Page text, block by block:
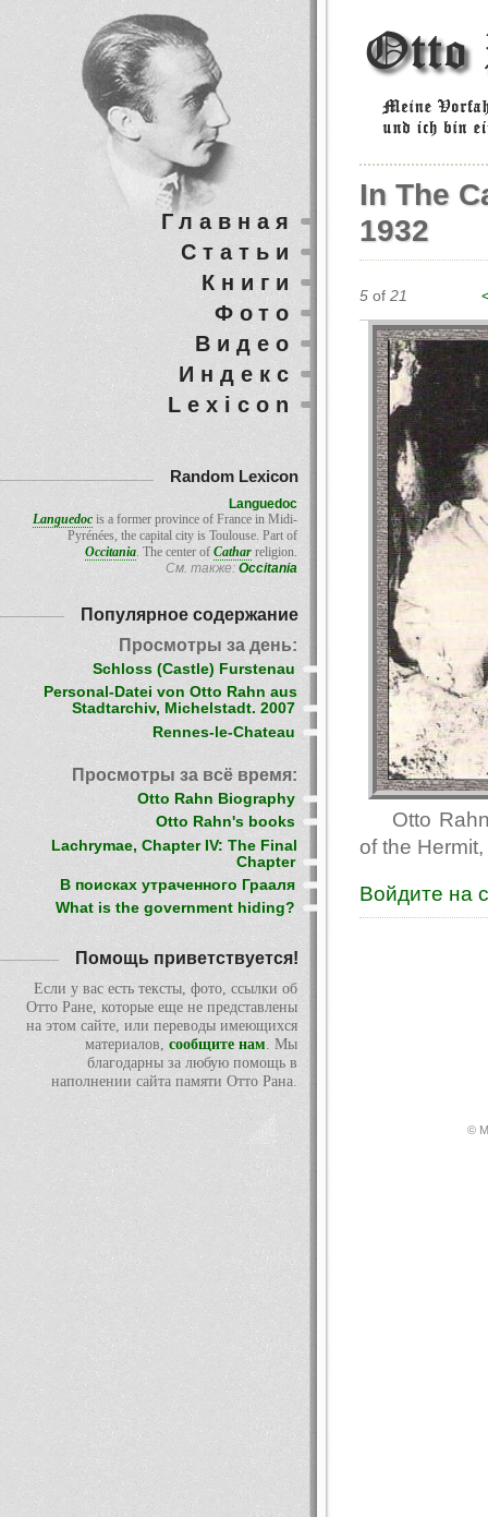
In The
1932
5 of 21
Otto
of the
Войдите на
Главная
Статьи
Книги
Фото
Видео
Индекс
Lexicon
Random Lexicon
Languedoc
Languedoc is a former province of France in Midi-
Pyrénées, the capital city is Toulouse. Part of
Occitania. The center of Cathar religion.
См. также:Occitania
Популярное содержание
Просмотры за день:
Schloss (Castle) Furstenau
Personal-Datei von Otto Rahn aus
Stadtarchiv, Michelstadt. 2007
Rennes-le-Chateau
Просмотры за всё время:
Otto Rahn Biography
Otto Rahn's books
Lachrymae, Chapter IV: The Final
Chapter
В поисках утраченного Грааля
What is the government hiding?
Помощь приветствуется!
Если у вас есть тексты, фото, ссылки об
Отто Ране, которые еще не представлены
на этом сайте, или переводы имеющихся
материалов, сообщите нам. Мы
благодарны за любую помощь в
наполнении сайта памяти Отто Рана.
©